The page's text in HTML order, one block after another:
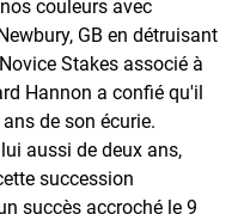
couleurs avec
GB en détruisant
Stakes associé à
Hannon a confié qu'il
de son écurie.
aussi de deux ans,
succession
succès accroché le 9